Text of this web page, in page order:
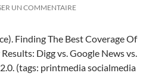
UN COMMENTAIRE
Finding The Best Coverage Of
Digg vs. Google News vs.
(tags: printmedia socialmedia